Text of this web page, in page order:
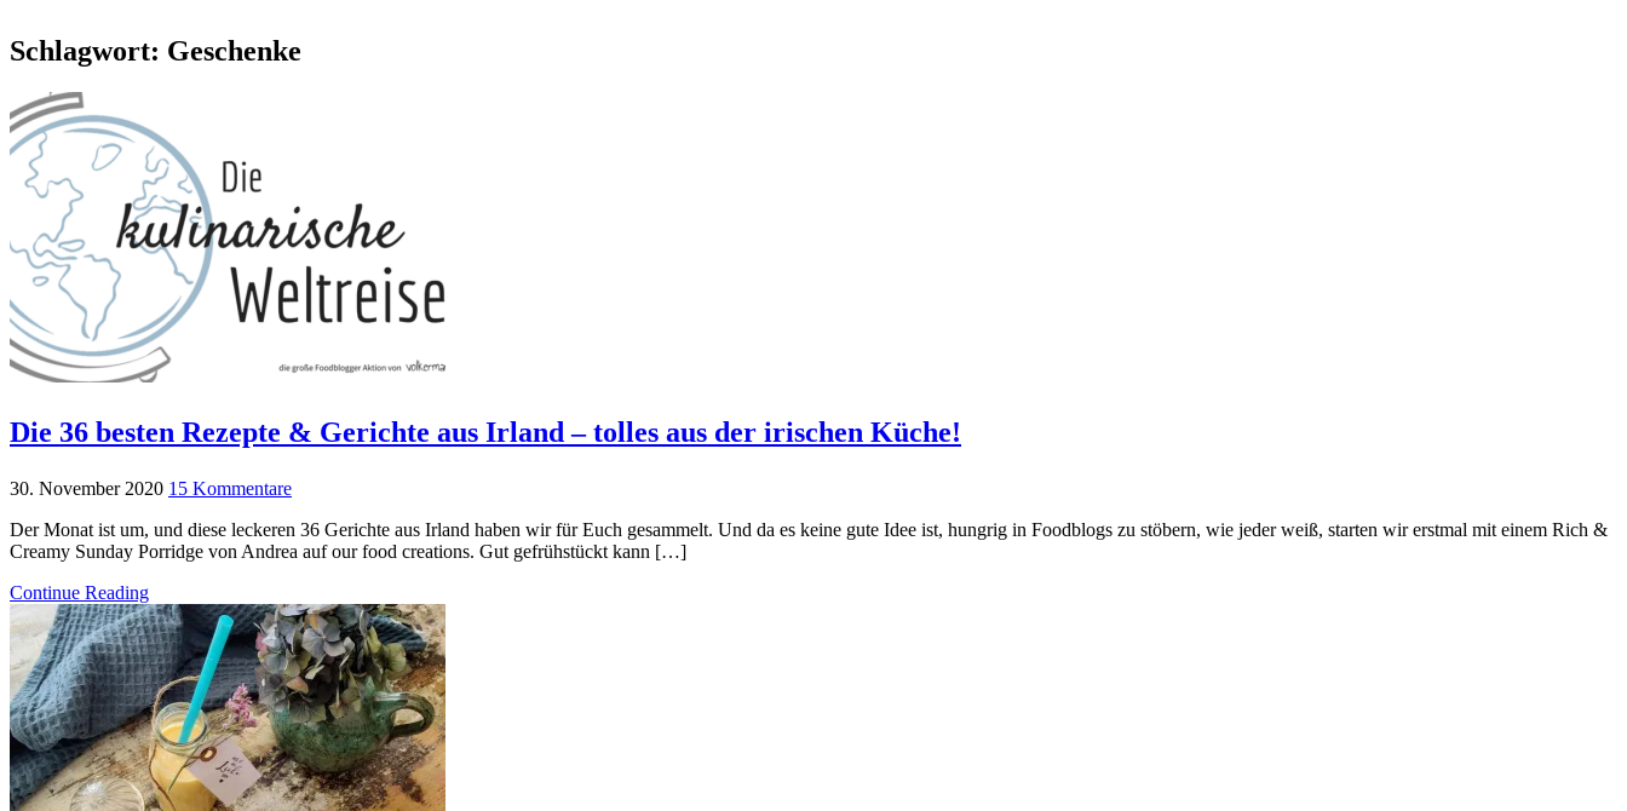
Schlagwort: Geschenke
Die 36 besten Rezepte & Gerichte aus Irland – tolles aus der irischen Küche!
30. November 2020 15 Kommentare
Der Monat ist um, und diese leckeren 36 Gerichte aus Irland haben wir für Euch gesammelt. Und da es keine gute Idee ist, hungrig in Foodblogs zu stöbern, wie jeder weiß, starten wir erstmal mit einem Rich &
Creamy Sunday Porridge von Andrea auf our food creations. Gut gefrühstückt kann […]
Continue Reading